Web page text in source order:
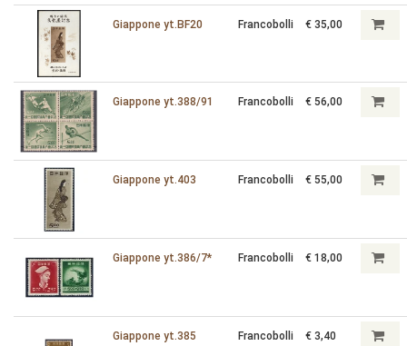
Giappone yt.BF20 Francobolli € 35,00
Giappone yt.388/91 Francobolli € 56,00
Giappone yt.403 Francobolli € 55,00
Giappone yt.386/7* Francobolli € 18,00
Giappone yt.385 Francobolli € 3,40